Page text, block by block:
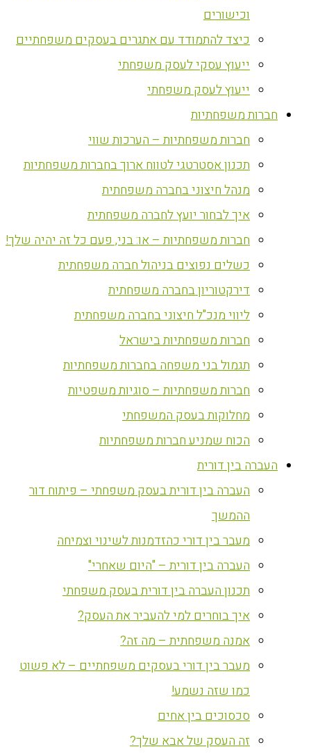
וכישורים
כיצד להתמודד עם אתגרים בעסקים משפחתיים
ייעוץ עסקי לעסק משפחתי
ייעוץ לעסק משפחתי
חברות משפחתיות
חברות משפחתיות – הערכות שווי
תכנון אסטרטגי לטווח ארוך בחברות משפחתיות
מנהל חיצוני בחברה משפחתית
איך לבחור יועץ לחברה משפחתית
חברות משפחתיות – או: בני, פעם כל זה יהיה שלך!
כשלים נפוצים בניהול חברה משפחתית
דירקטוריון בחברה משפחתית
ליווי מנכ"ל חיצוני בחברה משפחתית
חברות משפחתיות בישראל
תגמול בני משפחה בחברות משפחתיות
חברות משפחתיות – סוגיות משפטיות
מחלוקות בעסק המשפחתי
הכוח שמניע חברות משפחתיות
העברה בין דורית
העברה בין דורית בעסק משפחתי – פיתוח דור
ההמשך
מעבר בין דורי כהזדמנות לשינוי וצמיחה
העברה בין דורית – "היום שאחרי"
תכנון העברה בין דורית בעסק משפחתי
איך בוחרים למי להעביר את העסק?
אמנה משפחתית – מה זה?
מעבר בין דורי בעסקים משפחתיים – לא פשוט
כמו שזה נשמע!
סכסוכים בין אחים
זה העסק של אבא שלך?